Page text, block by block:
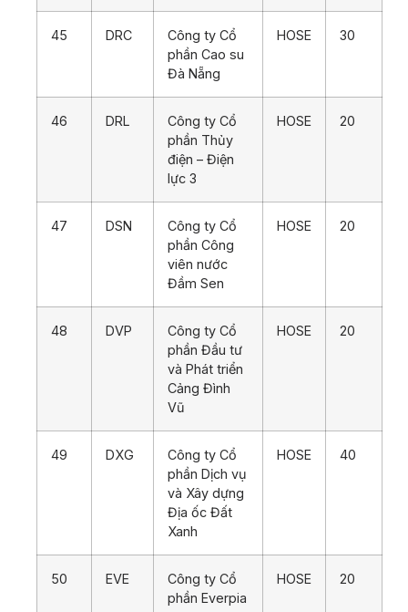
45 DRC
Công ty Cổ
phần Cao su
Đà Nẵng
HOSE 30
46 DRL
Công ty Cổ
phần Thủy
điện – Điện
lực 3
HOSE 20
47 DSN
Công ty Cổ
phần Công
viên nước
Đầm Sen
HOSE 20
48 DVP
Công ty Cổ
phần Đầu tư
và Phát triển
Cảng Đình
Vũ
HOSE 20
49 DXG
Công ty Cổ
phần Dịch vụ
và Xây dựng
Địa ốc Đất
Xanh
HOSE 40
50 EVE
Công ty Cổ
phần Everpia
HOSE 20